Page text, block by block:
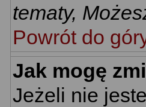
tematy,
Powrót do
Jak mogę
Jeżeli nie